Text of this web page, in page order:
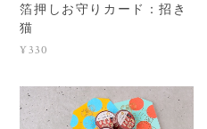
箔押しお守りカード：招き
猫
¥330